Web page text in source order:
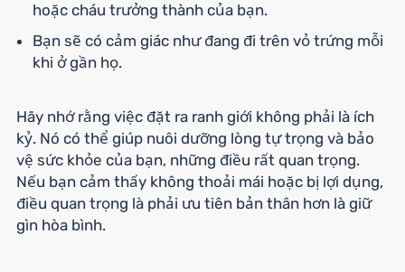
hoặc cháu trưởng thành của bạn.
Bạn sẽ có cảm giác như đang đi trên vỏ trứng mỗi
khi ở gần họ.
Hãy nhớ rằng việc đặt ra ranh giới không phải là ích
kỷ. Nó có thể giúp nuôi dưỡng lòng tự trọng và bảo
vệ sức khỏe của bạn, những điều rất quan trọng.
Nếu bạn cảm thấy không thoải mái hoặc bị lợi dụng,
điều quan trọng là phải ưu tiên bản thân hơn là giữ
gìn hòa bình.